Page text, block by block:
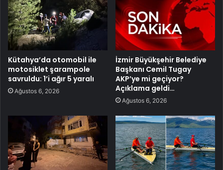
Kütahya’da otomobil ile
motosiklet şarampole
savruldu: 1’i ağır 5 yaralı
Ağustos 6, 2026
İzmir Büyükşehir Belediye
Başkanı Cemil Tugay
AKP’ye mi geçiyor?
Açıklama geldi…
Ağustos 6, 2026